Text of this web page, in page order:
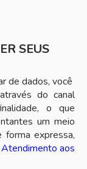
SEUS
de dados, você
do canal
o que
um meio
forma expressa,
Atendimento aos